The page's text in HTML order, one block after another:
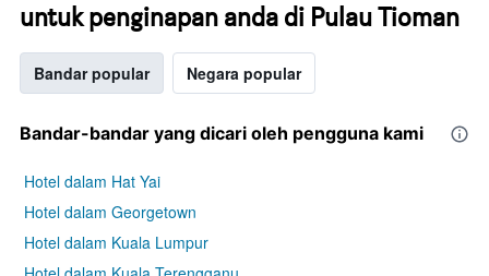
untuk penginapan anda di Pulau Tioman
Bandar popular Negara popular
Bandar-bandar yang dicari oleh pengguna kami
Hotel dalam Hat Yai
Hotel dalam Georgetown
Hotel dalam Kuala Lumpur